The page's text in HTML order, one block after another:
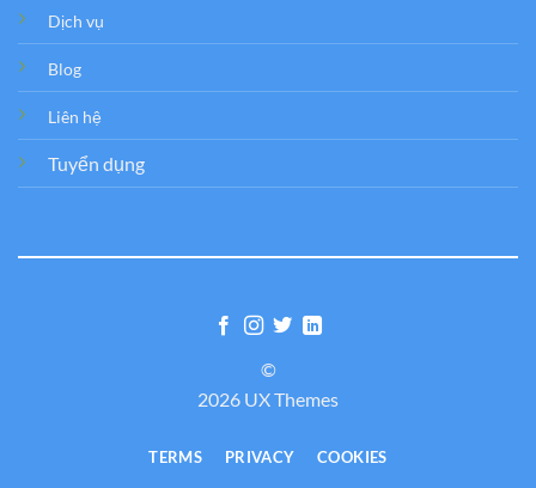
Dịch vụ
Blog
Liên hệ
Tuyển dụng
©
2026 UX Themes
TERMS PRIVACY COOKIES